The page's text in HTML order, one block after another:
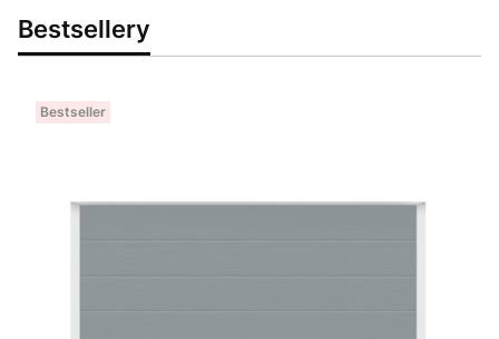
Bestsellery
Bestseller